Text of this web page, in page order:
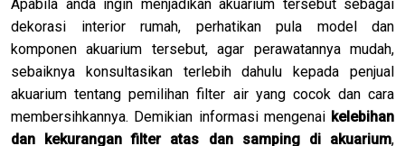
Apabila anda ingin menjadikan akuarium tersebut sebagai
dekorasi interior rumah, perhatikan pula model dan
komponen akuarium tersebut, agar perawatannya mudah,
sebaiknya konsultasikan terlebih dahulu kepada penjual
akuarium tentang pemilihan filter air yang cocok dan cara
membersihkannya. Demikian informasi mengenai kelebihan
dan kekurangan filter atas dan samping di akuarium,